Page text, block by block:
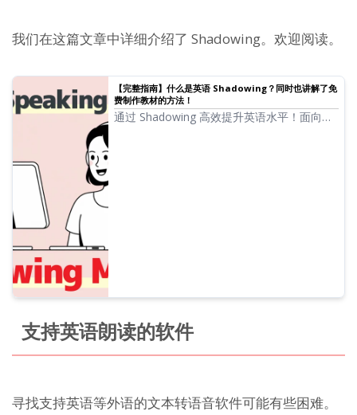
我们在这篇文章中详细介绍了 Shadowing。欢迎阅读。
【完整指南】什么是英语 Shadowing？同时也讲解了免
费制作教材的方法！
通过 Shadowing 高效提升英语水平！面向初
支持英语朗读的软件
寻找支持英语等外语的文本转语音软件可能有些困难。